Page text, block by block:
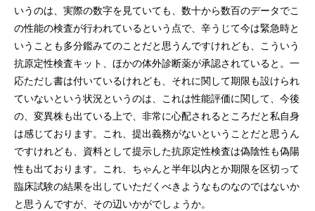
いうのは、実際の数字を見ていても、数十から数百のデータでこ
の性能の検査が行われているという点で、辛うじて今は緊急時と
いうことも多分鑑みてのことだと思うんですけれども、こういう
抗原定性検査キット、ほかの体外診断薬が承認されていると。一
応ただし書は付いているけれども、それに関して期限も設けられ
ていないという状況というのは、これは性能評価に関して、今後
の、変異株も出ている上で、非常に心配されるところだと私自身
は感じております。これ、提出義務がないということだと思うん
ですけれども、資料として提示した抗原定性検査は偽陰性も偽陽
性も出ております。これ、ちゃんと半年以内とか期限を区切って
臨床試験の結果を出していただくべきようなものなのではないか
と思うんですが、その辺いかがでしょうか。